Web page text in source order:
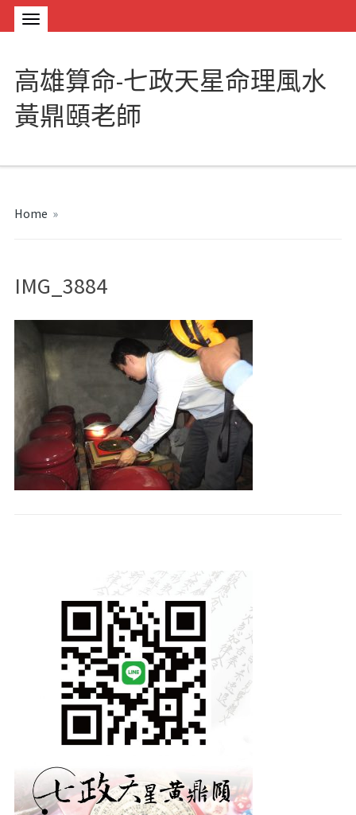
高雄算命-七政天星命理風水
黃鼎頤老師
Home »
IMG_3884